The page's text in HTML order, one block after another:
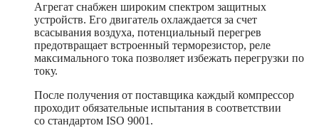
Агрегат снабжен широким спектром защитных
устройств. Его двигатель охлаждается за счет
всасывания воздуха, потенциальный перегрев
предотвращает встроенный терморезистор, реле
максимального тока позволяет избежать перегрузки по
току.
После получения от поставщика каждый компрессор
проходит обязательные испытания в соответствии
со стандартом ISO 9001.